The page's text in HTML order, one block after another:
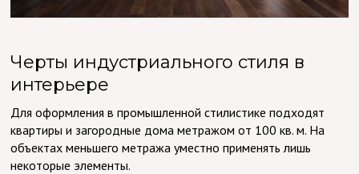
Черты индустриального стиля в
интерьере
Для оформления в промышленной стилистике подходят
квартиры и загородные дома метражом от 100 кв. м. На
объектах меньшего метража уместно применять лишь
некоторые элементы.